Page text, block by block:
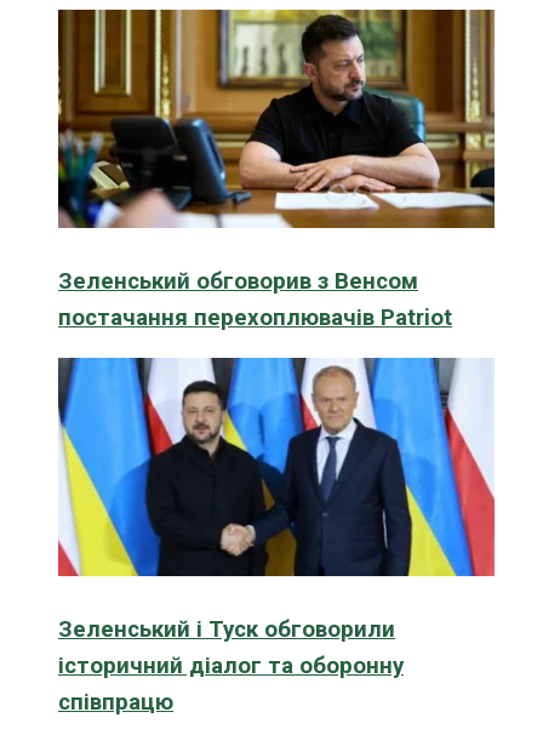
Зеленський обговорив з Венсом
постачання перехоплювачів Patriot
Зеленський і Туск обговорили
історичний діалог та оборонну
співпрацю